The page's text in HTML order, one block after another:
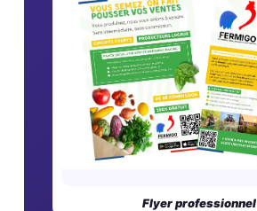
Flyer professionnel